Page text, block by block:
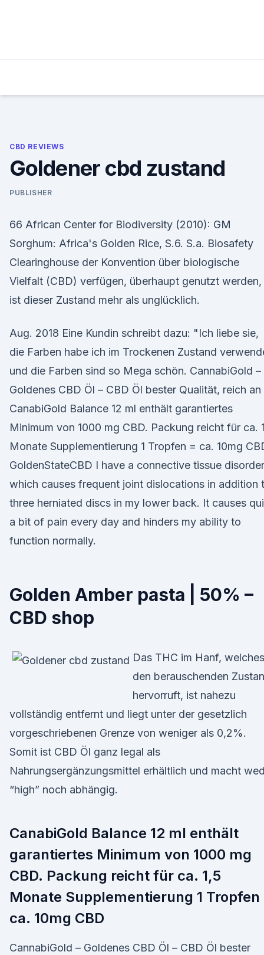
CBD REVIEWS
Goldener cbd zustand
PUBLISHER
66 African Center for Biodiversity (2010): GM
Sorghum: Africa's Golden Rice, S.6. S.a. Biosafety
Clearinghouse der Konvention über biologische
Vielfalt (CBD) verfügen, überhaupt genutzt werden,
ist dieser Zustand mehr als unglücklich.
Aug. 2018 Eine Kundin schreibt dazu: "Ich liebe sie,
die Farben habe ich im Trockenen Zustand
und die Farben sind so Mega schön. CannabiGold –
Goldenes CBD Öl – CBD Öl bester Qualität, reich an
CanabiGold Balance 12 ml enthält garantiertes
Minimum von 1000 mg CBD. Packung reicht für ca.
Monate Supplementierung 1 Tropfen = ca. 10mg
GoldenStateCBD I have a connective tissue disorder
which causes frequent joint dislocations in addition
three herniated discs in my lower back. It causes
a bit of pain every day and hinders my ability to
function normally.
Golden Amber pasta | 50% –
CBD shop
Das THC im Hanf, welches
den berauschenden
hervorruft, ist nahezu
vollständig entfernt und liegt unter der gesetzlich
vorgeschriebenen Grenze von weniger als 0,2%.
Somit ist CBD Öl ganz legal als
Nahrungsergänzungsmittel erhältlich und macht
“high” noch abhängig.
CanabiGold Balance 12 ml enthält
garantiertes Minimum von 1000 mg
CBD. Packung reicht für ca. 1,5
Monate Supplementierung 1 Tropfen
ca. 10mg CBD
CannabiGold – Goldenes CBD Öl – CBD Öl bester